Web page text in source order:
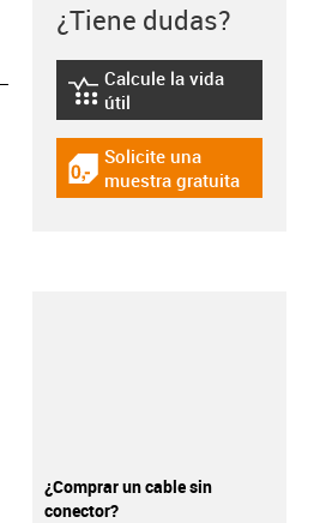
¿Tiene dudas?
igus-icon-lebensdauerrechner
Calcule la vida
útil
igus-icon-gratismuster
Solicite una
muestra gratuita
¿Comprar un cable sin
conector?